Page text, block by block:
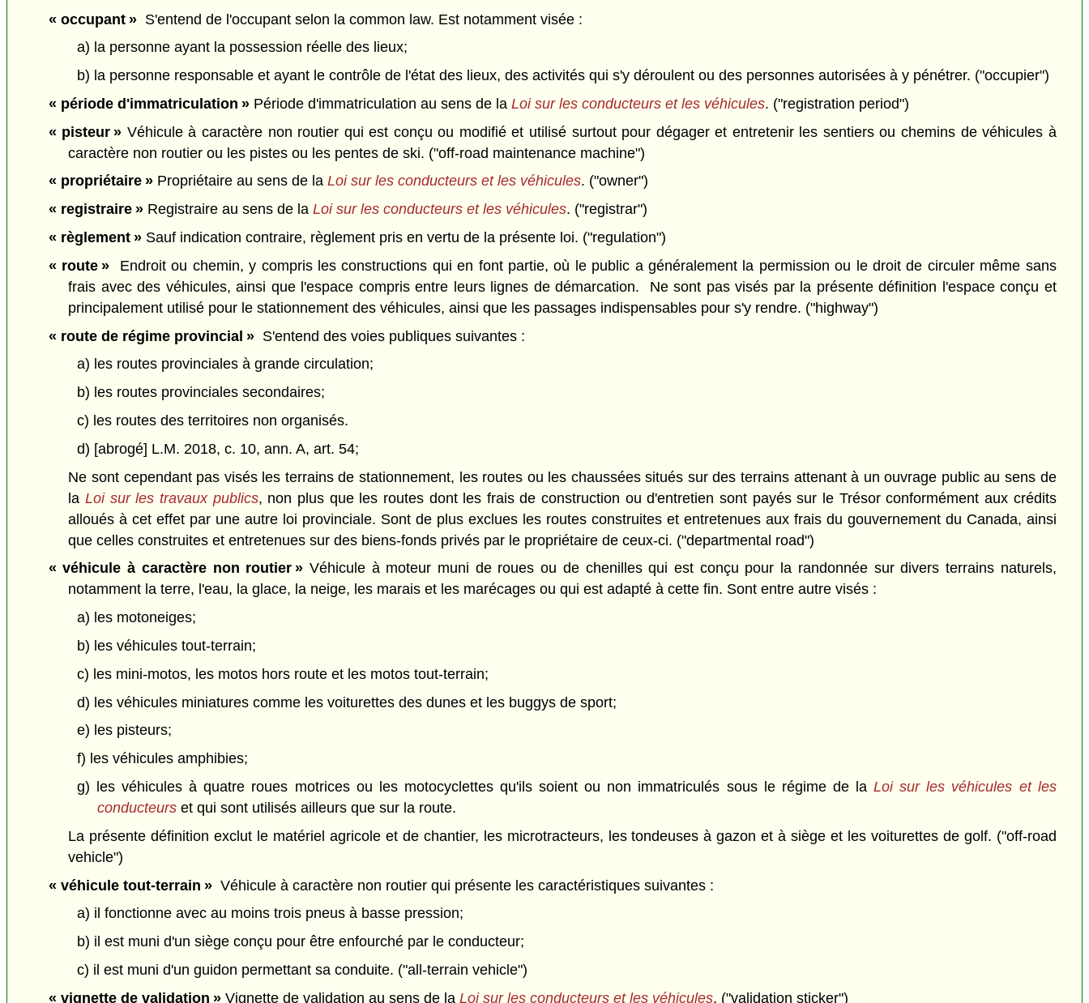
« occupant »S'entend de l'occupant selon la common law. Est notamment visée :
a) la personne ayant la possession réelle des lieux;
b) la personne responsable et ayant le contrôle de l'état des lieux, des activités qui s'y déroulent ou des personnes autorisées à y pénétrer. ("occupier")
« période d'immatriculation »Période d'immatriculation au sens de la Loi sur les conducteurs et les véhicules. ("registration period")
« pisteur » Véhicule à caractère non routier qui est conçu ou modifié et utilisé surtout pour dégager et entretenir les sentiers ou chemins de véhicules à
caractère non routier ou les pistes ou les pentes de ski. ("off-road maintenance machine")
« propriétaire »Propriétaire au sens de la Loi sur les conducteurs et les véhicules. ("owner")
« registraire »Registraire au sens de la Loi sur les conducteurs et les véhicules. ("registrar")
« règlement »Sauf indication contraire, règlement pris en vertu de la présente loi. ("regulation")
« route » Endroit ou chemin, y compris les constructions qui en font partie, où le public a généralement la permission ou le droit de circuler même sans
frais avec des véhicules, ainsi que l'espace compris entre leurs lignes de démarcation. Ne sont pas visés par la présente définition l'espace conçu et
principalement utilisé pour le stationnement des véhicules, ainsi que les passages indispensables pour s'y rendre. ("highway")
« route de régime provincial »S'entend des voies publiques suivantes :
a) les routes provinciales à grande circulation;
b) les routes provinciales secondaires;
c) les routes des territoires non organisés.
d) [abrogé] L.M. 2018, c. 10, ann. A, art. 54;
Ne sont cependant pas visés les terrains de stationnement, les routes ou les chaussées situés sur des terrains attenant à un ouvrage public au sens de
laLoi sur les travaux publics, non plus que les routes dont les frais de construction ou d'entretien sont payés sur le Trésor conformément aux crédits
alloués à cet effet par une autre loi provinciale. Sont de plus exclues les routes construites et entretenues aux frais du gouvernement du Canada, ainsi
que celles construites et entretenues sur des biens-fonds privés par le propriétaire de ceux-ci. ("departmental road")
« véhicule à caractère non routier » Véhicule à moteur muni de roues ou de chenilles qui est conçu pour la randonnée sur divers terrains naturels,
notamment la terre, l'eau, la glace, la neige, les marais et les marécages ou qui est adapté à cette fin. Sont entre autre visés :
a) les motoneiges;
b) les véhicules tout-terrain;
c) les mini-motos, les motos hors route et les motos tout-terrain;
d) les véhicules miniatures comme les voiturettes des dunes et les buggys de sport;
e) les pisteurs;
f) les véhicules amphibies;
g) les véhicules à quatre roues motrices ou les motocyclettes qu'ils soient ou non immatriculés sous le régime de laLoi sur les véhicules et les
conducteurset qui sont utilisés ailleurs que sur la route.
La présente définition exclut le matériel agricole et de chantier, les microtracteurs, les tondeuses à gazon et à siège et les voiturettes de golf. ("off-road
vehicle")
« véhicule tout-terrain »Véhicule à caractère non routier qui présente les caractéristiques suivantes :
a) il fonctionne avec au moins trois pneus à basse pression;
b) il est muni d'un siège conçu pour être enfourché par le conducteur;
c) il est muni d'un guidon permettant sa conduite. ("all-terrain vehicle")
« vignette de validation »Vignette de validation au sens de la Loi sur les conducteurs et les véhicules. ("validation sticker")